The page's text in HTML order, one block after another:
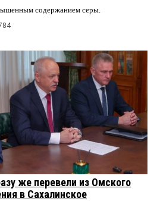
содержанием серы.
же перевели из Омского
в Сахалинское